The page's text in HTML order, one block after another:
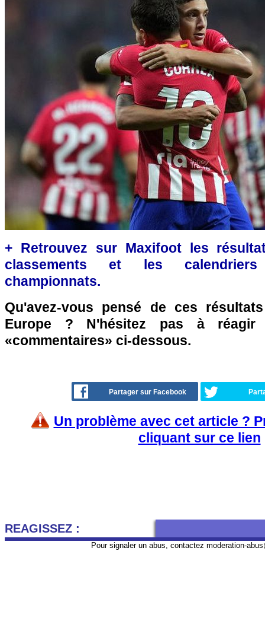
+ Retrouvez sur Maxifoot les
classements et les
championnats.
Qu'avez-vous pensé de ces
Europe ? N'hésitez pas à réagir
«commentaires» ci-dessous.
Partager sur Facebook
Un problème avec cet article ?
cliquant sur ce lien
REAGISSEZ :
Pour signaler un abus, contactez moderation-